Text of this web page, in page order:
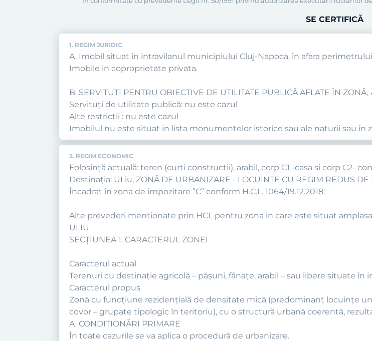
SE CERTIFICĂ
1. REGIM JURIDIC
A. Imobil situat în intravilanul municipiului Cluj-Napoca, în afara
Imobile in coproprietate privata.
B. SERVITUTI PENTRU OBIECTIVE DE UTILITATE PUBLICĂ AFLATE ÎN ZONĂ,
Servituţi de utilitate publică: nu este cazul
Alte restrictii : nu este cazul
Imobilul nu este situat in lista monumentelor istorice sau ale naturii sau in
2. REGIM ECONOMIC
Folosință actuală: teren (curti constructii), arabil, corp C1 -casa si corp C2-
Destinația: ULiu, ZONĂ DE URBANIZARE - LOCUINŢE CU REGIM REDUS
Încadrat în zona de impozitare ”C” conform H.C.L. 1064/19.12.2018.
Alte prevederi mentionate prin HCL pentru zona in care este situat
ULIU
SECŢIUNEA 1. CARACTERUL ZONEI
.
Caracterul actual
Terenuri cu destinaţie agricolă – păşuni, fânaţe, arabil – sau libere situate
Caracterul propus
Zonă cu funcţiune rezidenţială de densitate mică (predominant locuinţe
covor – grupate tipologic în teritoriu), cu o structură urbană coerentă,
A. CONDIŢIONĂRI PRIMARE
În toate cazurile se va aplica o procedură de urbanizare.